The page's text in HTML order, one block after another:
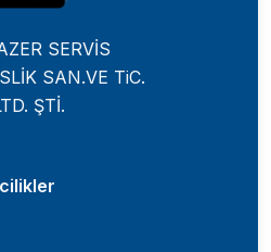
SERVİS
SAN.VE TiC.
ŞTİ.